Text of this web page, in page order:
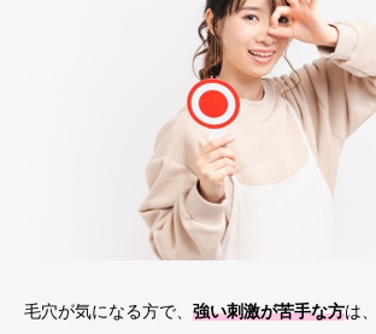
毛穴が気になる方で、 強い刺激が苦手な方は